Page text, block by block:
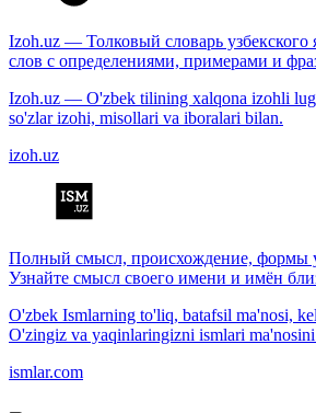
Izoh.uz — Толковый словарь узбекского
слов с определениями, примерами и
Izoh.uz — O'zbek tilining xalqona izohli
so'zlar izohi, misollari va iboralari bilan.
izoh.uz
Полный смысл, происхождение, формы
Узнайте смысл своего имени и имён
O'zbek Ismlarning to'liq, batafsil ma'nosi,
O'zingiz va yaqinlaringizni ismlari
ismlar.com